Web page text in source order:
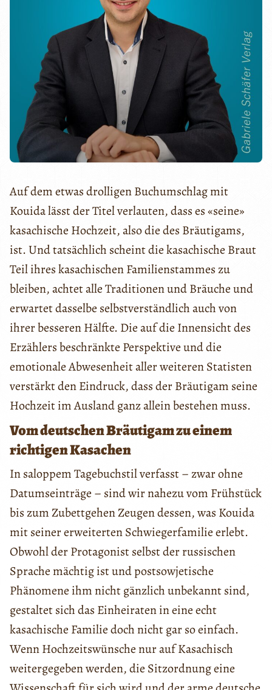
Auf dem etwas drolligen Buchumschlag mit
Kouida lässt der Titel verlauten, dass es «seine»
kasachische Hochzeit, also die des Bräutigams,
ist. Und tatsächlich scheint die kasachische Braut
Teil ihres kasachischen Familienstammes zu
bleiben, achtet alle Traditionen und Bräuche und
erwartet dasselbe selbstverständlich auch von
ihrer besseren Hälfte. Die auf die Innensicht des
Erzählers beschränkte Perspektive und die
emotionale Abwesenheit aller weiteren Statisten
verstärkt den Eindruck, dass der Bräutigam seine
Hochzeit im Ausland ganz allein bestehen muss.
Vom deutschen Bräutigam zu einem
richtigen Kasachen
In saloppem Tagebuchstil verfasst – zwar ohne
Datumseinträge – sind wir nahezu vom Frühstück
bis zum Zubettgehen Zeugen dessen, was Kouida
mit seiner erweiterten Schwiegerfamilie erlebt.
Obwohl der Protagonist selbst der russischen
Sprache mächtig ist und postsowjetische
Phänomene ihm nicht gänzlich unbekannt sind,
gestaltet sich das Einheiraten in eine echt
kasachische Familie doch nicht gar so einfach.
Wenn Hochzeitswünsche nur auf Kasachisch
weitergegeben werden, die Sitzordnung eine